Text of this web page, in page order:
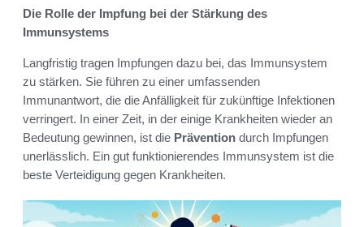
Die Rolle der Impfung bei der Stärkung des
Immunsystems
Langfristig tragen Impfungen dazu bei, das Immunsystem
zu stärken. Sie führen zu einer umfassenden
Immunantwort, die die Anfälligkeit für zukünftige Infektionen
verringert. In einer Zeit, in der einige Krankheiten wieder an
Bedeutung gewinnen, ist die Prävention durch Impfungen
unerlässlich. Ein gut funktionierendes Immunsystem ist die
beste Verteidigung gegen Krankheiten.